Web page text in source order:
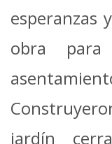
esperanzas
obra
jardín